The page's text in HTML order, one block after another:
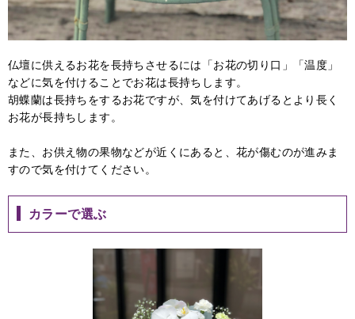
仏壇に供えるお花を長持ちさせるには「お花の切り口」「温度」
などに気を付けることでお花は長持ちします。
胡蝶蘭は長持ちをするお花ですが、気を付けてあげるとより長く
お花が長持ちします。
また、お供え物の果物などが近くにあると、花が傷むのが進みま
すので気を付けてください。
カラーで選ぶ